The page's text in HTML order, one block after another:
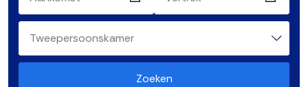
Zoeken